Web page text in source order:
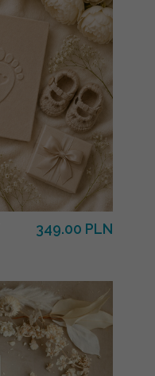
349.00 PLN